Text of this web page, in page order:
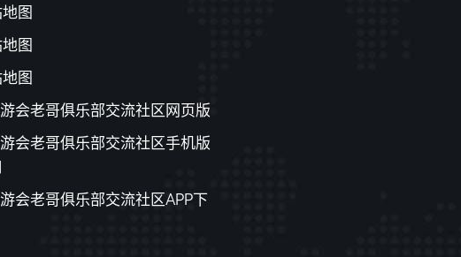
图
图
图
会老哥俱乐部交流社区网页版
会老哥俱乐部交流社区手机版
会老哥俱乐部交流社区APP下